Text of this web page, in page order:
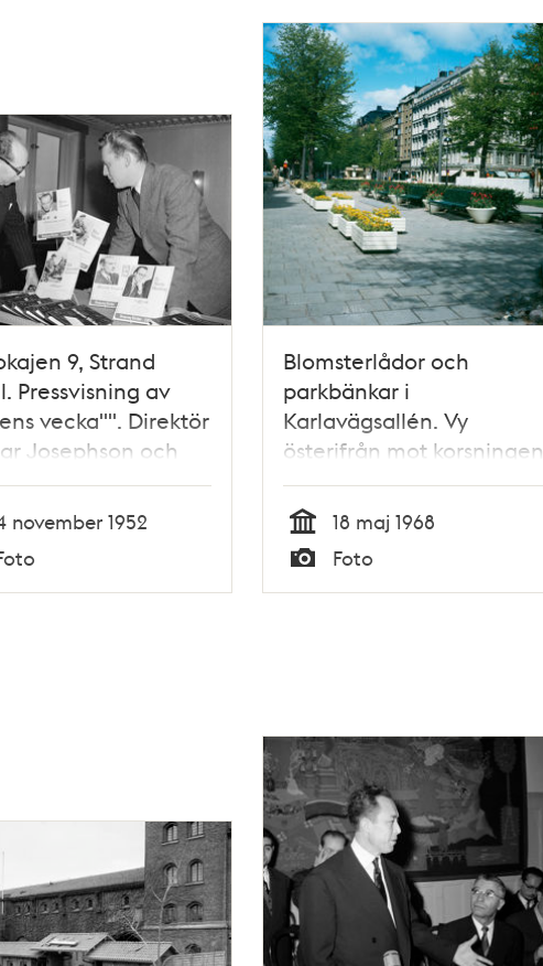
9, Strand
Pressvisning av
vecka"". Direktör
Josephson och
(för Bokens
Ragnar
tittar på
november 1952
Blomsterlådor och
parkbänkar i
Karlavägsallén. Vy
österifrån mot korsningen
av Sibyllegatan.
Pressbyråkiosk i
bakgrunden
Tid
18 maj 1968
Foto